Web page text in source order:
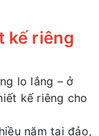
kế riêng
lo lắng – ở
kế riêng cho
năm tại đảo,